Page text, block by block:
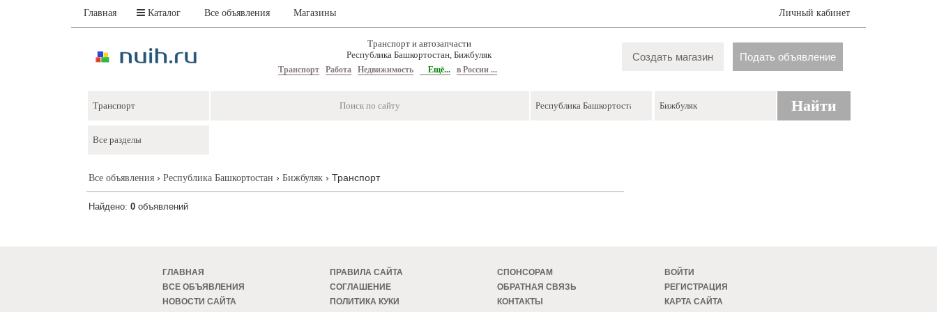
Главная Каталог Все объявления Магазины Личный кабинет
Транспорт и автозапчасти
Республика Башкортостан, Бижбуляк
Транспорт Работа Недвижимость Ещё... в России ...
Создать магазин Подать объявление
Найти
Все объявления › Республика Башкортостан › Бижбуляк › Транспорт
Найдено: 0 объявлений
ГЛАВНАЯ
ВСЕ ОБЪЯВЛЕНИЯ
НОВОСТИ САЙТА
ПРАВИЛА САЙТА
СОГЛАШЕНИЕ
ПОЛИТИКА КУКИ
СПОНСОРАМ
ОБРАТНАЯ СВЯЗЬ
КОНТАКТЫ
ВОЙТИ
РЕГИСТРАЦИЯ
КАРТА САЙТА